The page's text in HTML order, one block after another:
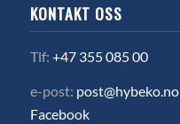
KONTAKT OSS
Tlf: +47 355 085 00
e-post: post@hybeko.no
Facebook